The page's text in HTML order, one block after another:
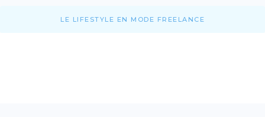
LE LIFESTYLE EN MODE FREELANCE